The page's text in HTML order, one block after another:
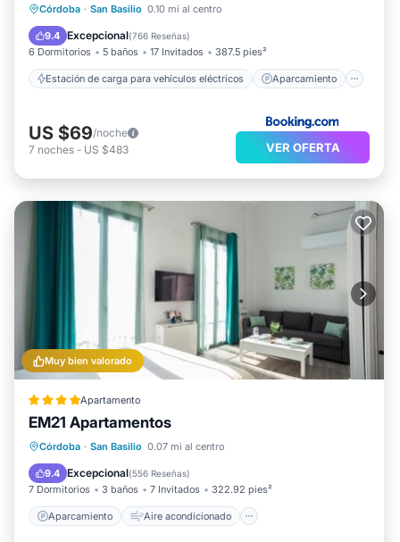
Córdoba · San Basilio 0.10 mi al centro
9.4 Excepcional(766 Reseñas)
6 Dormitorios 5 baños 17 Invitados 387.5 pies²
Estación de carga para vehículos eléctricos Aparcamiento
Aparcamiento
Aire acondicionado
Internet
US $69/noche
7 noches - US $483 VER OFERTA
Muy bien valorado
Apartamento
EM21 Apartamentos
Córdoba · San Basilio 0.07 mi al centro
9.4 Excepcional(556 Reseñas)
7 Dormitorios 3 baños 7 Invitados 322.92 pies²
Aparcamiento Aire acondicionado
Aparcamiento
Aire acondicionado
Internet
Apto para niños